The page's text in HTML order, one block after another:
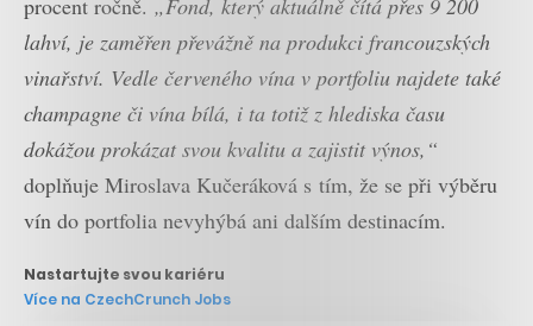
procent ročně. „Fond, který aktuálně čítá přes 9 200
lahví, je zaměřen převážně na produkci francouzských
vinařství. Vedle červeného vína v portfoliu najdete také
champagne či vína bílá, i ta totiž z hlediska času
dokážou prokázat svou kvalitu a zajistit výnos,“
doplňuje Miroslava Kučeráková s tím, že se při výběru
vín do portfolia nevyhýbá ani dalším destinacím.
Nastartujte svou kariéru
Více na CzechCrunch Jobs